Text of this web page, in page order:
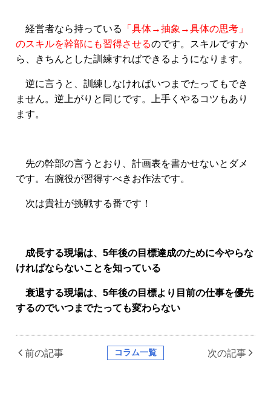
経営者なら持っている
「具体→抽象→具体の思考」
のスキルを幹部にも習得させるのです。スキルですか
ら、きちんとした訓練すればできるようになります。
逆に言うと、訓練しなければいつまでたってもでき
ません。逆上がりと同じです。上手くやるコツもあり
ます。
先の幹部の言うとおり、計画表を書かせないとダメ
です。右腕役が習得すべきお作法です。
次は貴社が挑戦する番です！
成長する現場は、5年後の目標達成のために今やらな
ければならないことを知っている
衰退する現場は、5年後の目標より目前の仕事を優先
するのでいつまでたっても変わらない
前の記事 コラム一覧 次の記事